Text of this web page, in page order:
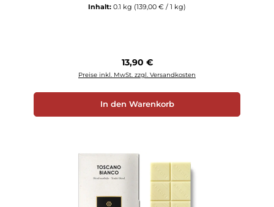
Inhalt: 0.1 kg (139,00 € / 1 kg)
Regulärer Preis:
13,90 €
Preise inkl. MwSt. zzgl. Versandkosten
In den Warenkorb